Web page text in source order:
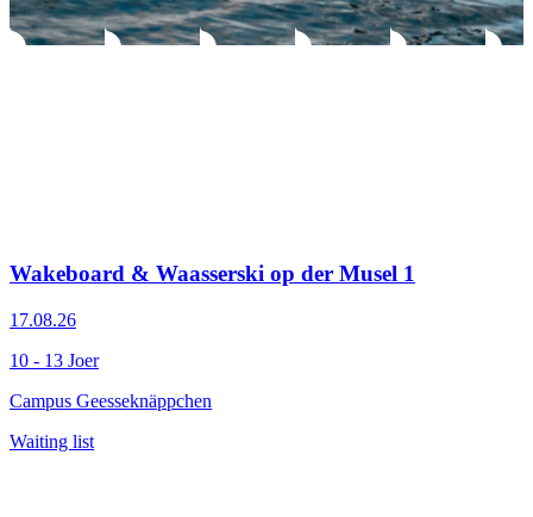
Wakeboard & Waasserski op der Musel 1
17.08.26
10 - 13 Joer
Campus Geesseknäppchen
Waiting list